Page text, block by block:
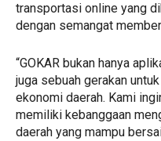
transportasi online yang
dengan semangat
“GOKAR bukan hanya
juga sebuah gerakan
ekonomi daerah. Kami
memiliki kebanggaan
daerah yang mampu